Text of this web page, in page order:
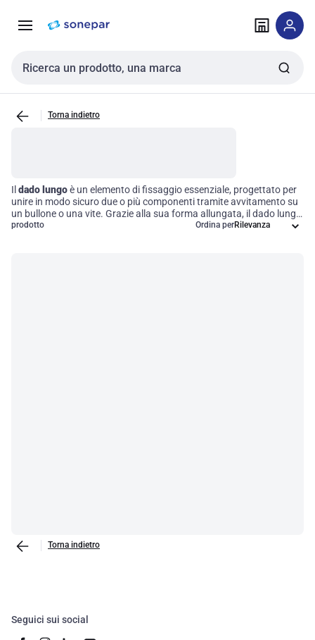
navigazione alla
Cerca input
Torna indietro
Il dado lungoè un elemento di fissaggio essenziale, progettato per
unire in modo sicuro due o più componenti tramite avvitamento su
un bullone o una vite. Grazie alla sua forma allungata, il dado lungo
si rivela particolarmente utile in applicazioni che richiedono una
prodotto Ordina per
Torna indietro
Seguici sui social